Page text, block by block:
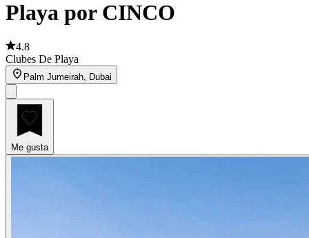
Playa por CINCO
4.8
Clubes De Playa
Palm Jumeirah, Dubai
Me gusta